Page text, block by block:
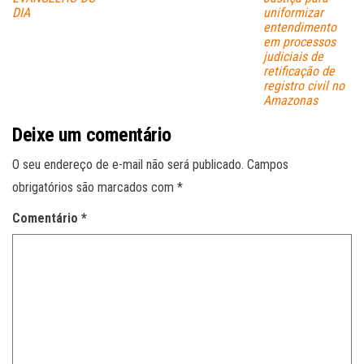
DIA
uniformizar
entendimento
em processos
judiciais de
retificação de
registro civil no
Amazonas
Deixe um comentário
O seu endereço de e-mail não será publicado. Campos
obrigatórios são marcados com *
Comentário *